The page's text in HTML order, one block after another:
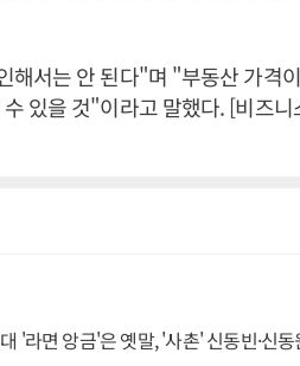
해서는 안 된다"며 "부동산 가격
있을 것"이라고 말했다. [비즈니
'라면 앙금'은 옛말, '사촌' 신동빈·신